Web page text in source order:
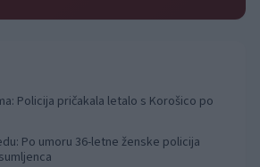
Policija pričakala letalo s Korošico po
Po umoru 36-letne ženske policija